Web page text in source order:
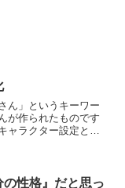
ん」というキーワー
が作られたものです
ャラクター設定とし
性格』だと思っ